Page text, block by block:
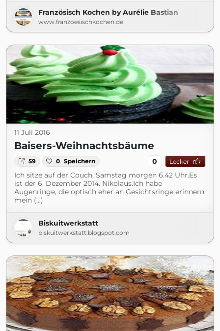
Französisch Kochen by Aurélie Bastian
www.franzoesischkochen.de
11 Juli 2016
Baisers-Weihnachtsbäume
59 0 Speichern 0 Lecker
Ich sitze auf der Couch, Samstag morgen 6.42 Uhr.Es
ist der 6. Dezember 2014. Nikolaus.Ich habe
Augenringe, die optisch eher an Gesichtsringe erinnern,
mein (...)
Biskuitwerkstatt
biskuitwerkstatt.blogspot.com